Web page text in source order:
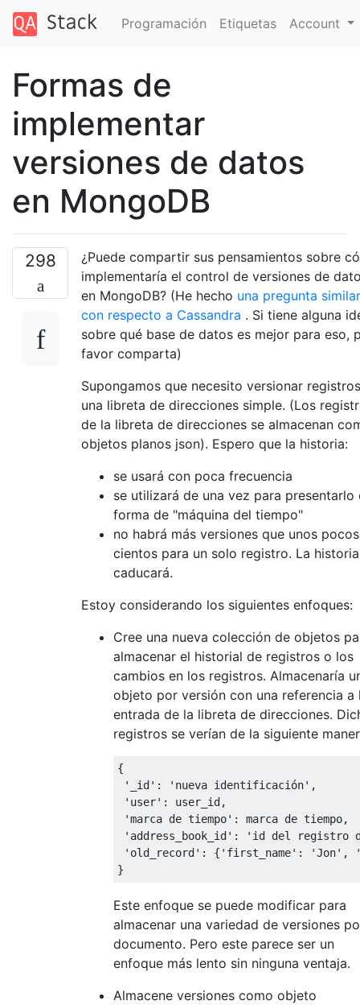
Programación Etiquetas Account
Formas de
implementar
versiones de datos
en MongoDB
298
¿Puede compartir sus pensamientos sobre
implementaría el control de versiones de
en MongoDB? (He hecho una pregunta similar
con respecto a Cassandra . Si tiene alguna
sobre qué base de datos es mejor para eso,
favor comparta)
Supongamos que necesito versionar
una libreta de direcciones simple. (Los
de la libreta de direcciones se almacenan
objetos planos json). Espero que la historia:
se usará con poca frecuencia
se utilizará de una vez para presentarlo
forma de "máquina del tiempo"
no habrá más versiones que unos pocos
cientos para un solo registro. La
caducará.
Estoy considerando los siguientes enfoques:
Cree una nueva colección de objetos
almacenar el historial de registros o los
cambios en los registros. Almacenaría
objeto por versión con una referencia a
entrada de la libreta de direcciones.
registros se verían de la siguiente
{
'_id': 'nueva identificación',
'user': user_id,
'marca de tiempo': marca de tiempo,
'address_book_id': 'id del
'old_record': {'first_name': 'Jon',
Este enfoque se puede modificar para
almacenar una variedad de versiones
documento. Pero este parece ser un
enfoque más lento sin ninguna ventaja.
Almacene versiones como objeto